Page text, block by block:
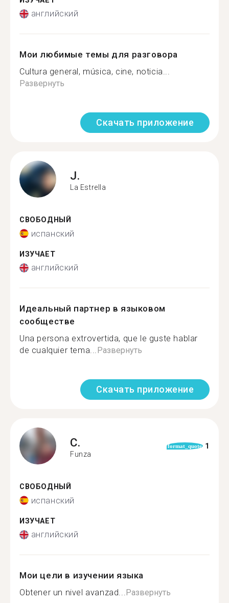
английский
Мои любимые темы для разговора
Cultura general, música, cine, noticia...
Развернуть
Скачать приложение
J.
La Estrella
СВОБОДНЫЙ
испанский
ИЗУЧАЕТ
английский
Идеальный партнер в языковом
сообществе
Una persona extrovertida, que le guste hablar
de cualquier tema...Развернуть
Скачать приложение
C.
Funza
format_quote 1
СВОБОДНЫЙ
испанский
ИЗУЧАЕТ
английский
Мои цели в изучении языка
Obtener un nivel avanzad...Развернуть